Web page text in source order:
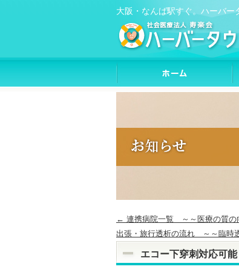
大阪・なんば駅すぐ。ハーバ
← 連携病院一覧 ～～医療の質の
出張・旅行透析の流れ ～～臨時
エコー下穿刺対応可能